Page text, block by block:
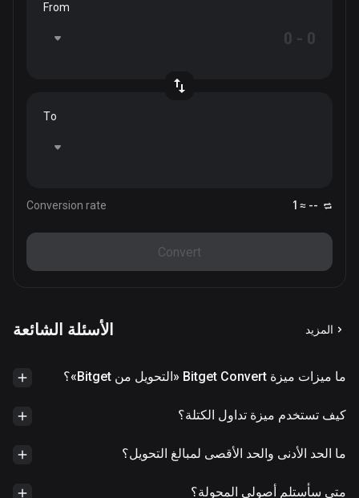
From
To
Conversion rate 1 ≈ --
Convert
الأسئلة الشائعة المزيد
ما ميزات ميزة Bitget Convert «التحويل من Bitget»؟
كيف تستخدم ميزة تداول الكتلة؟
ما الحد الأدنى والحد الأقصى لمبالغ التحويل؟
متى سأستلم أصولي المحولة؟